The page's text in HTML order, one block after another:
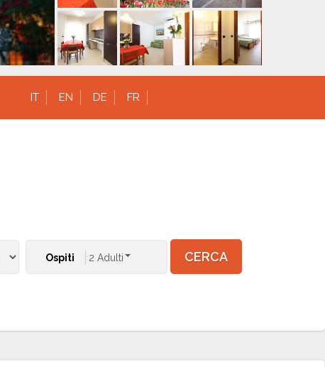
IT EN DE FR
Ospiti 2 Adulti CERCA